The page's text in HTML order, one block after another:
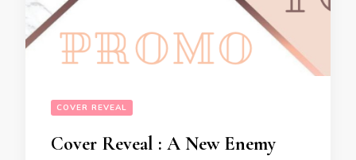
COVER REVEAL
Cover Reveal : A New Enemy